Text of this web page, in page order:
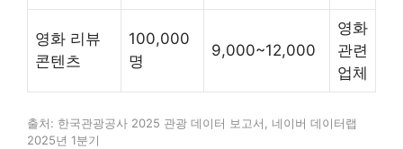
영화 리뷰
콘텐츠
100,000
명
9,000~12,000
영화
관련
업체
출처: 한국관광공사 2025 관광 데이터 보고서, 네이버 데이터랩
2025년 1분기